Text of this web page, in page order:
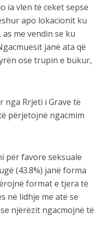
ia vlen të ceket sepse
apo lokacionit ku
me vendin se ku
janë ata që
ose trupin e bukur,
nga Rrjeti i Grave të
përjetojnë ngacmim
për favore seksuale
(43.8%) janë forma
format e tjera të
në lidhje me atë se
njërëzit ngacmojnë të